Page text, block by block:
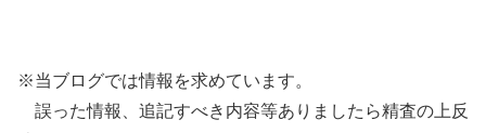
※当ブログでは情報を求めています。
誤った情報、追記すべき内容等ありましたら精査の上反